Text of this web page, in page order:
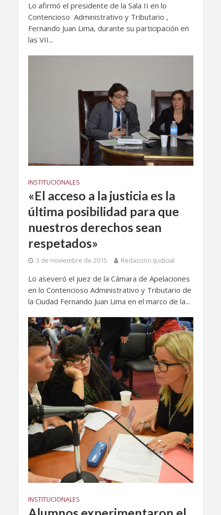
Lo afirmó el presidente de la Sala II en lo
Contencioso Administrativo y Tributario ,
Fernando Juan Lima, durante su participación en
las VII...
INSTITUCIONALES
«El acceso a la justicia es la
última posibilidad para que
nuestros derechos sean
respetados»
3 de noviembre de 2015 Redacción iJudicial
Lo aseveró el juez de la Cámara de Apelaciones
en lo Contencioso Administrativo y Tributario de
la Ciudad Fernando Juan Lima en el marco de la...
INSTITUCIONALES